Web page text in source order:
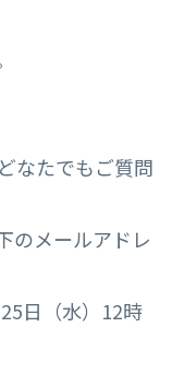
なたでもご質問
のメールアドレ
日（水）12時